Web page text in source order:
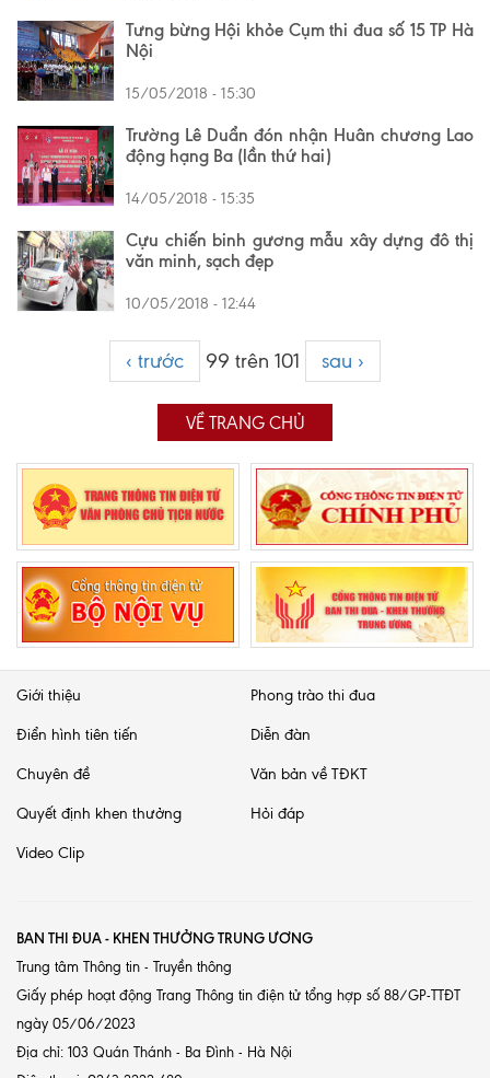
Tưng bừng Hội khỏe Cụm thi đua số 15 TP Hà
Nội
15/05/2018 - 15:30
Trường Lê Duẩn đón nhận Huân chương Lao
động hạng Ba (lần thứ hai)
14/05/2018 - 15:35
Cựu chiến binh gương mẫu xây dựng đô thị
văn minh, sạch đẹp
10/05/2018 - 12:44
‹ trước 99 trên 101 sau ›
VỀ TRANG CHỦ
Giới thiệu Phong trào thi đua
Điển hình tiên tiến Diễn đàn
Chuyên đề Văn bản về TĐKT
Quyết định khen thưởng Hỏi đáp
Video Clip
BAN THI ĐUA - KHEN THƯỞNG TRUNG ƯƠNG
Trung tâm Thông tin - Truyền thông
Giấy phép hoạt động Trang Thông tin điện tử tổng hợp số 88/GP-TTĐT
ngày 05/06/2023
Địa chỉ: 103 Quán Thánh - Ba Đình - Hà Nội